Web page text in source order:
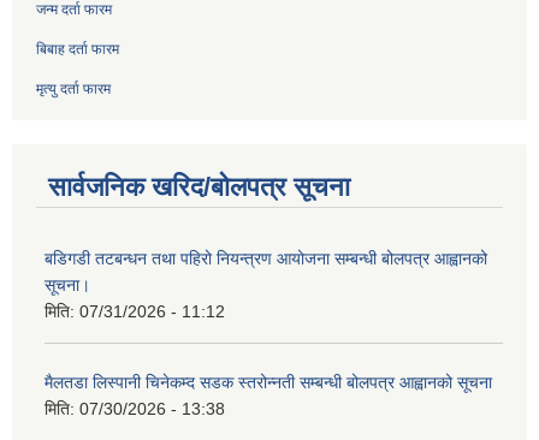
जन्म दर्ता फारम
बिबाह दर्ता फारम
मृत्यु दर्ता फारम
सार्वजनिक खरिद/बोलपत्र सूचना
बडिगडी तटबन्धन तथा पहिरो नियन्त्रण आयोजना सम्बन्धी बोलपत्र आह्वानको
सूचना।
मिति: 07/31/2026 - 11:12
मैलतडा लिस्पानी चिनेकम्द सडक स्तरोन्नती सम्बन्धी बोलपत्र आह्वानको सूचना
मिति: 07/30/2026 - 13:38